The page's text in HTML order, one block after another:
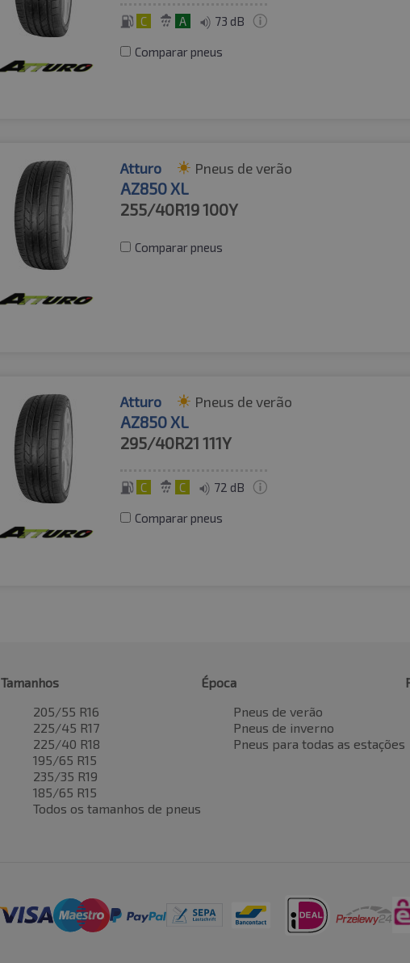
C A 73 dB
Comparar pneus
Atturo Pneus de verão
AZ850 XL
255/40R19100Y
Comparar pneus
Atturo Pneus de verão
AZ850 XL
295/40R21 111Y
C C 72 dB
Comparar pneus
Tamanhos
205/55 R16
225/45 R17
225/40 R18
195/65 R15
235/35 R19
185/65 R15
Todos os tamanhos de pneus
Época
Pneus de verão
Pneus de inverno
Pneus para todas as estações